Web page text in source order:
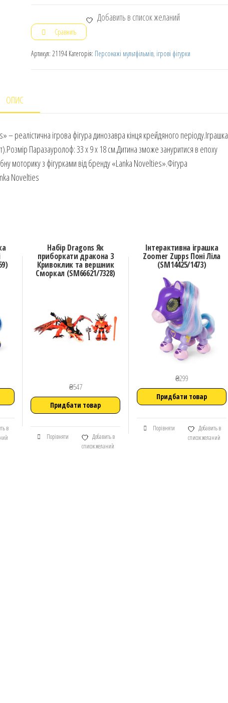
Добавить в список желаний
Сравнить
Артикул: 21194 Категорія: Персонажі мультфільмів, ігрові фігурки
ОПИС
ігрова фігура динозавра кінця крейдяного періоду.Іграшка
Паразауролоф: 33 х 9 х 18 см.Дитина зможе зануритися в епоху
моторику з фігурками від бренду «Lanka Novelties».Фігура
Novelties
в
Набір Dragons Як
приборкати дракона 3
Кривоклик та вершник
Сморкал (SM66621/7328)
₴547
Придбати товар
Порівняти
Добавить в
список желаний
Інтерактивна іграшка
Zoomer Zupps Поні Ліла
(SM14425/1473)
₴299
Придбати товар
Порівняти
Добавить в
список желаний